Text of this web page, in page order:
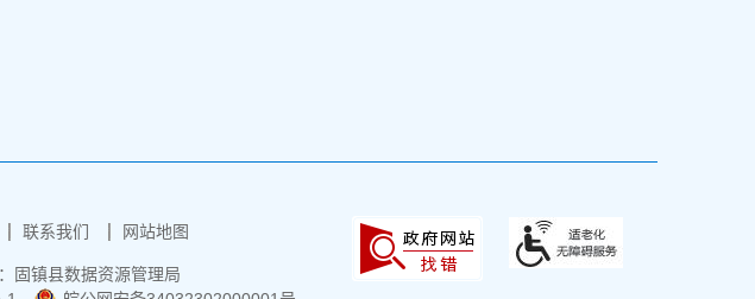
联系我们 网站地图
固镇县数据资源管理局